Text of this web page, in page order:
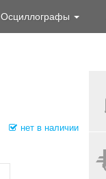
Осциллографы
нет в наличии